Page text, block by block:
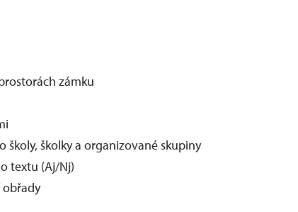
zámku
školy, školky a organizované skupiny
textu (Aj/Nj)